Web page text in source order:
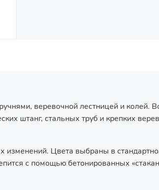
веревочной лестницей и
штанг, стальных труб и крепких
изменений. Цвета выбраны в
с помощью бетонированных